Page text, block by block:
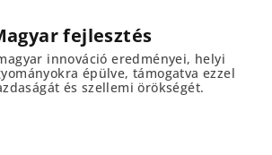
fejlesztés
innováció eredményei, helyi
épülve, támogatva ezzel
és szellemi örökségét.